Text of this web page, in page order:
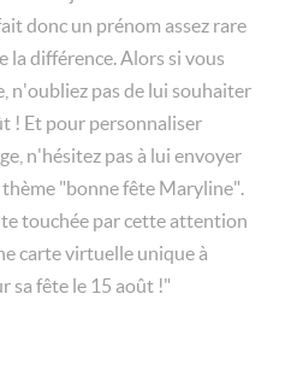
donc un prénom assez rare
la différence. Alors si vous
n'oubliez pas de lui souhaiter
! Et pour personnaliser
n'hésitez pas à lui envoyer
"bonne fête Maryline".
touchée par cette attention
carte virtuelle unique à
sa fête le 15 août !"